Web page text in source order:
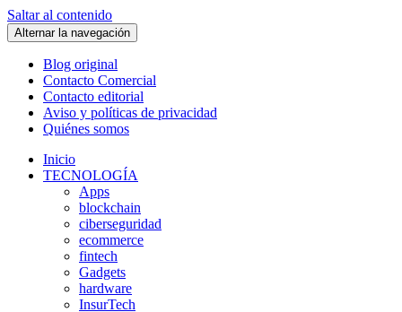
Saltar al contenido
Alternar la navegación
Blog original
Contacto Comercial
Contacto editorial
Aviso y políticas de privacidad
Quiénes somos
Inicio
TECNOLOGÍA
Apps
blockchain
ciberseguridad
ecommerce
fintech
Gadgets
hardware
InsurTech